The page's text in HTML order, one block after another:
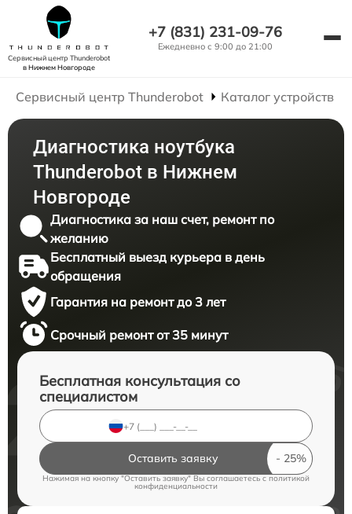
Сервисный центр Thunderobot
в Нижнем Новгороде
+7 (831) 231-09-76
Ежедневно с 9:00 до 21:00
Сервисный центр Thunderobot Каталог устройств
Диагностика ноутбука
Thunderobot в Нижнем
Новгороде
Диагностика за наш счет, ремонт по
желанию
Бесплатный выезд курьера в день
обращения
Гарантия на ремонт до 3 лет
Срочный ремонт от 35 минут
Бесплатная консультация со
специалистом
Оставить заявку
Нажимая на кнопку "Оставить заявку" Вы соглашаетесь cполитикой
конфиденциальности